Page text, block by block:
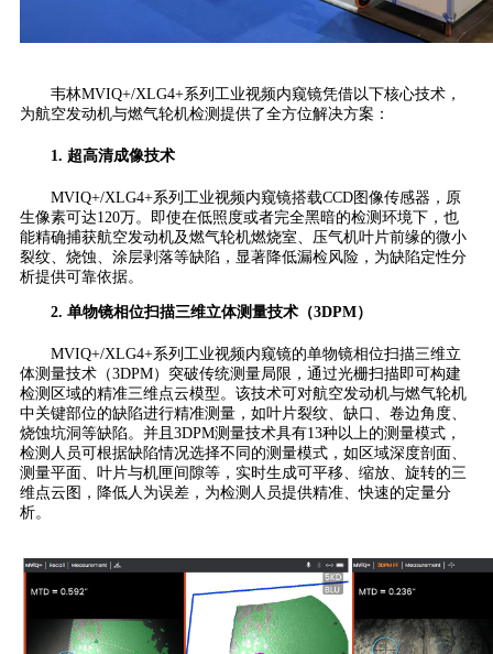
韦林MVIQ+/XLG4+系列工业视频内窥镜凭借以下核心技术，
为航空发动机与燃气轮机检测提供了全方位解决方案：
1. 超高清成像技术
MVIQ+/XLG4+系列工业视频内窥镜搭载CCD图像传感器，原
生像素可达120万。即使在低照度或者完全黑暗的检测环境下，也
能精确捕获航空发动机及燃气轮机燃烧室、压气机叶片前缘的微小
裂纹、烧蚀、涂层剥落等缺陷，显著降低漏检风险，为缺陷定性分
析提供可靠依据。
2. 单物镜相位扫描三维立体测量技术（3DPM）
MVIQ+/XLG4+系列工业视频内窥镜的单物镜相位扫描三维立
体测量技术（3DPM）突破传统测量局限，通过光栅扫描即可构建
检测区域的精准三维点云模型。该技术可对航空发动机与燃气轮机
中关键部位的缺陷进行精准测量，如叶片裂纹、缺口、卷边角度、
烧蚀坑洞等缺陷。并且3DPM测量技术具有13种以上的测量模式，
检测人员可根据缺陷情况选择不同的测量模式，如区域深度剖面、
测量平面、叶片与机匣间隙等，实时生成可平移、缩放、旋转的三
维点云图，降低人为误差，为检测人员提供精准、快速的定量分
析。